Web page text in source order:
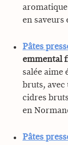
en saveurs
Pâtes
emmental
salée aime
bruts, avec
cidres
en
Pâtes